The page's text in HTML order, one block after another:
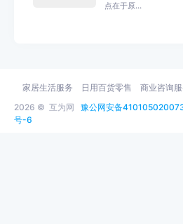
点在于原...
2026 © 互为网 豫公网安备
号-6
家居生活服务 日用百货零售 商业咨询